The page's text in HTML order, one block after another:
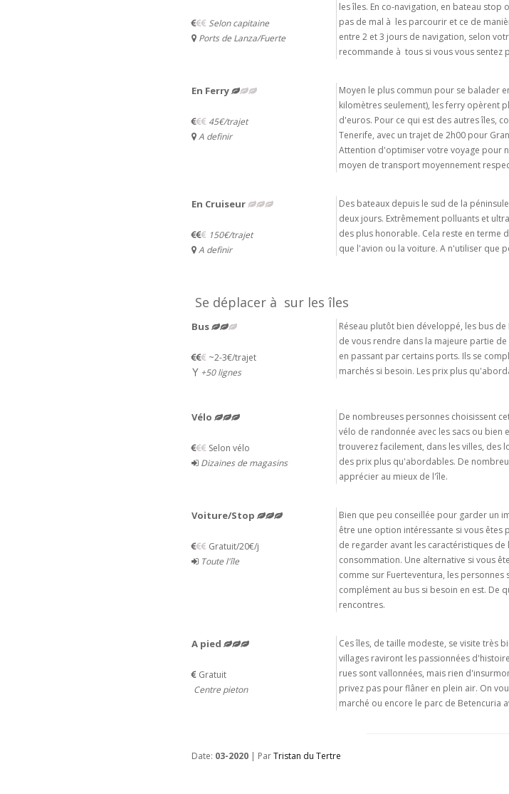
Selon capitaine
Ports de Lanza/Fuerte
les îles. En co-navigation, en bateau
pas de mal à les parcourir et ce de
entre 2 et 3 jours de navigation, selon
recommande à tous si vous vous sentez
En Ferry
45€/trajet
A definir
Moyen le plus commun pour se balader
kilomètres seulement), les ferry opèrent
d'euros. Pour ce qui est des autres îles,
Tenerife, avec un trajet de 2h00 pour
Attention d'optimiser votre voyage pour
moyen de transport moyennement
En Cruiseur
150€/trajet
A definir
Des bateaux depuis le sud de la
deux jours. Extrêmement polluants et
des plus honorable. Cela reste en terme
que l'avion ou la voiture. A n'utiliser que
Se déplacer à sur les îles
Bus
~2-3€/trajet
+50 lignes
Réseau plutôt bien développé, les bus
de vous rendre dans la majeure partie
en passant par certains ports. Ils se
marchés si besoin. Les prix plus
Vélo
Selon vélo
Dizaines de magasins
De nombreuses personnes choisissent
vélo de randonnée avec les sacs ou
trouverez facilement, dans les villes, des
des prix plus qu'abordables. De
apprécier au mieux de l'île.
Voiture/Stop
Gratuit/20€/j
Toute l'île
Bien que peu conseillée pour garder un
être une option intéressante si vous êtes
de regarder avant les caractéristiques
consommation. Une alternative si vous
comme sur Fuerteventura, les
complément au bus si besoin en est. De
rencontres.
A pied
Gratuit
Centre pieton
Ces îles, de taille modeste, se visite très
villages raviront les passionnées
rues sont vallonnées, mais rien
privez pas pour flâner en plein air. On
marché ou encore le parc de Betencuria
Date: 03-2020| ParTristan du Tertre